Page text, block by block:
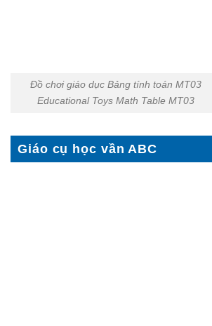
Đồ chơi giáo dục Bảng tính toán MT03
Educational Toys Math Table MT03
Giáo cụ học vần ABC